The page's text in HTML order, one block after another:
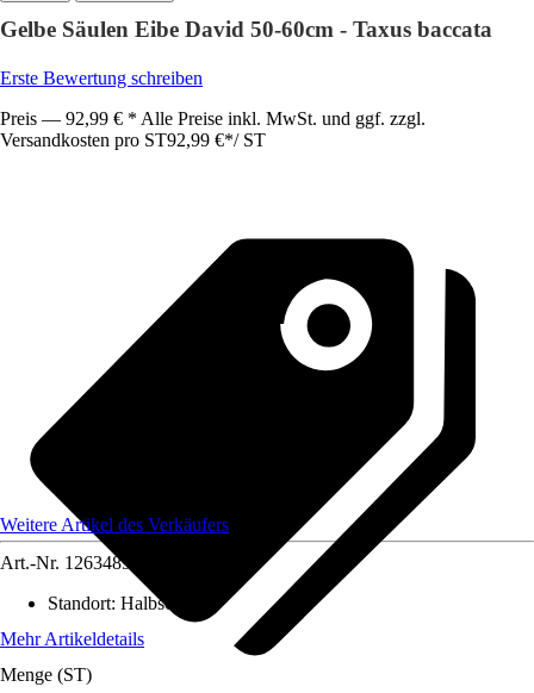
Gelbe Säulen Eibe David 50-60cm - Taxus baccata
Erste Bewertung schreiben
Preis — 92,99 € * Alle Preise inkl. MwSt. und ggf. zzgl.
Versandkosten pro ST92,99 €*/ ST
Weitere Artikel des Verkäufers
Art.-Nr. 12634899
Standort: Halbschatten
Mehr Artikeldetails
Menge (ST)